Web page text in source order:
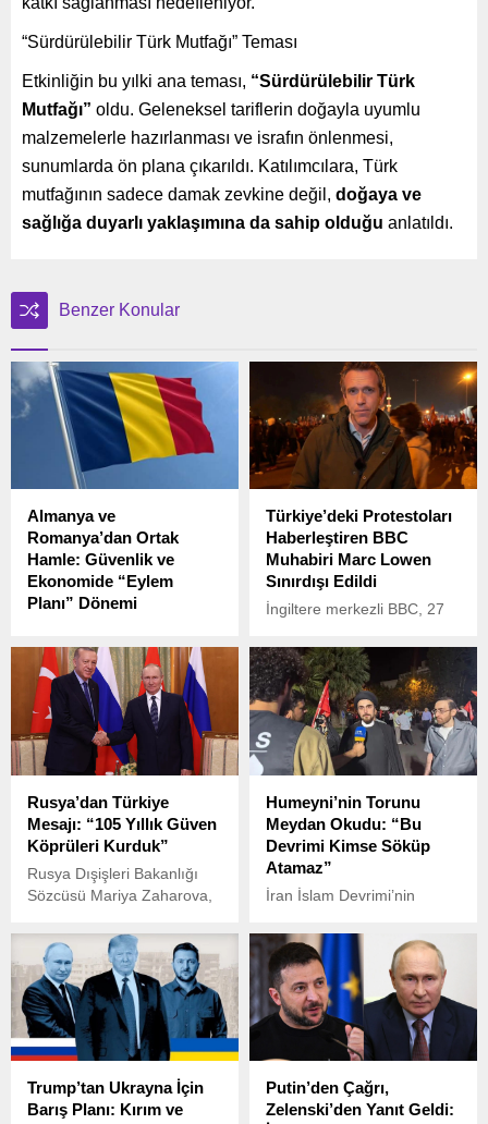
“Sürdürülebilir Türk Mutfağı” Teması
Etkinliğin bu yılki ana teması, “Sürdürülebilir Türk
Mutfağı” oldu. Geleneksel tariflerin doğayla uyumlu
malzemelerle hazırlanması ve israfın önlenmesi,
sunumlarda ön plana çıkarıldı. Katılımcılara, Türk
mutfağının sadece damak zevkine değil, doğaya ve
sağlığa duyarlı yaklaşımına da sahip olduğu anlatıldı.
Benzer Konular
Almanya ve
Romanya’dan Ortak
Hamle: Güvenlik ve
Ekonomide “Eylem
Planı” Dönemi
güvenlik ve ekonomi başta
olmak üzere çeşitli
alanlarda işbirliğini
güçlendirmek amacıyla
kapsamlı bir eylem planına
imza attı.
Türkiye’deki Protestoları
Haberleştiren BBC
Muhabiri Marc Lowen
Sınırdışı Edildi
İngiltere merkezli BBC, 27
açıklamada, muhabirleri
Mark Lowen’in Türk
yetkililer tarafından
İstanbul’dan sınır dışı
edildiğini duyurdu.
Rusya’dan Türkiye
Mesajı: “105 Yıllık Güven
Köprüleri Kurduk”
Rusya Dışişleri Bakanlığı
Sözcüsü Mariya Zaharova,
ilişkilerin kurulmasının 105.
yıl dönümü dolayısıyla
önemli açıklamalarda
bulundu.
Humeyni’nin Torunu
Meydan Okudu: “Bu
Devrimi Kimse Söküp
Atamaz”
İran İslam Devrimi’nin
Humeyni’nin torunu Seyyid
Ahmed Humeyni, İsrail’in
İran’a savaş açmasının
yalnızca ülke bütünlüğünü
değil, ailesinin tarihsel
mirasını da tehdit ettiğini
Trump’tan Ukrayna İçin
Barış Planı: Kırım ve
Putin’den Çağrı,
Zelenski’den Yanıt Geldi: